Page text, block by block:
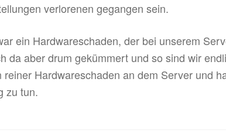
verlorenen gegangen sein.
ein Hardwareschaden, der bei unserem
da aber drum gekümmert und so sind wir
Hardwareschaden an dem Server und
zu tun.